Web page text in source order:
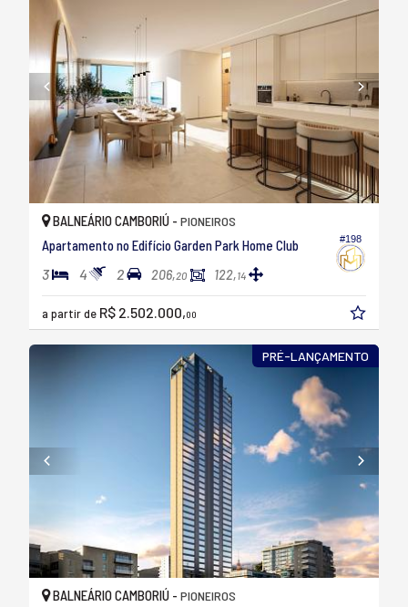
#198
BALNEÁRIO CAMBORIÚ - PIONEIROS
Apartamento no Edifício Garden Park Home Club
3 4 2 206,20 122,14
a partir de R$ 2.502.000,00
PRÉ-LANÇAMENTO
BALNEÁRIO CAMBORIÚ - PIONEIROS